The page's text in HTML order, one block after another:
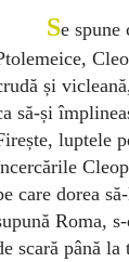
Se
și
să-și
luptele
care dorea
Roma,
scară până